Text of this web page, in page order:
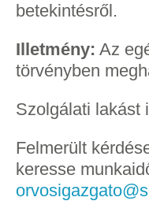
betekintésről.
Illetmény: Az
törvényben
Szolgálati lakást
Felmerült
keresse